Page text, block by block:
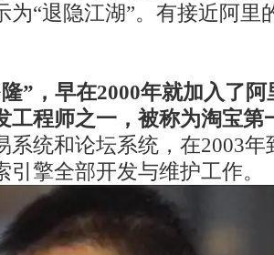
为“退隐江湖”。有接近阿里
”，早在2000年就加入了
工程师之一，被称为淘宝第
系统和论坛系统，在2003年
引擎全部开发与维护工作。